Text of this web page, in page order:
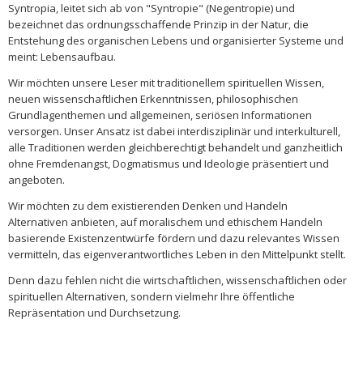
Syntropia, leitet sich ab von "Syntropie" (Negentropie) und
bezeichnet das ordnungsschaffende Prinzip in der Natur, die
Entstehung des organischen Lebens und organisierter Systeme und
meint: Lebensaufbau.
Wir möchten unsere Leser mit traditionellem spirituellen Wissen,
neuen wissenschaftlichen Erkenntnissen, philosophischen
Grundlagenthemen und allgemeinen, seriösen Informationen
versorgen. Unser Ansatz ist dabei interdisziplinär und interkulturell,
alle Traditionen werden gleichberechtigt behandelt und ganzheitlich
ohne Fremdenangst, Dogmatismus und Ideologie präsentiert und
angeboten.
Wir möchten zu dem existierenden Denken und Handeln
Alternativen anbieten, auf moralischem und ethischem Handeln
basierende Existenzentwürfe fördern und dazu relevantes Wissen
vermitteln, das eigenverantwortliches Leben in den Mittelpunkt stellt.
Denn dazu fehlen nicht die wirtschaftlichen, wissenschaftlichen oder
spirituellen Alternativen, sondern vielmehr Ihre öffentliche
Repräsentation und Durchsetzung.